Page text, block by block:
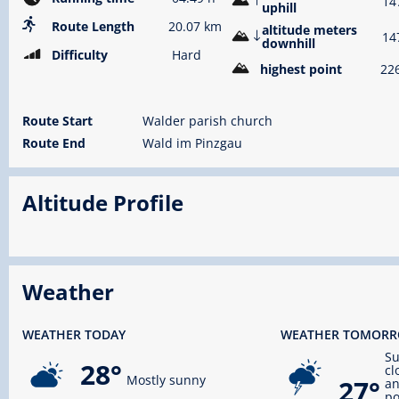
Route Length
20.07 km
Difficulty
Hard
uphill
altitude meters
downhill
highest point
Route Start
Walder parish church
Route End
Wald im Pinzgau
Altitude Profile
Weather
WEATHER TODAY
28° Mostly sunny
WEATHER
27°